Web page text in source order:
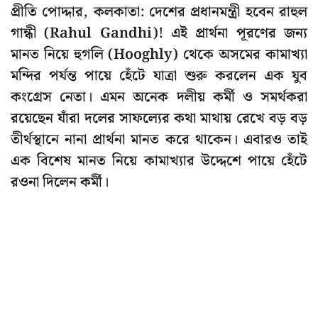
প্রীতি পোদ্দার, কলকাতা: দেশের প্রধানমন্ত্রী হবেন রাহুল
গান্ধী (Rahul Gandhi)! এই প্রার্থনা পূরণের জন্য
মানত নিয়ে হুগলি (Hooghly) থেকে অসমের কামাখ্যা
মন্দির পর্যন্ত পায়ে হেঁটে যাত্রা শুরু করলেন এক যুব
কংগ্রেস নেতা। এমন অনেক দলীয় কর্মী ও সমর্থকরা
রয়েছেন যাঁরা দলের সাফল্যের কথা মাথায় রেখে বড় বড়
তীর্থস্থানে নানা প্রার্থনা মানত করে থাকেন। এবারও তাই
এক বিশেষ মানত নিয়ে কামাখ্যার উদ্দেশে পায়ে হেঁটে
রওনা দিলেন কর্মী।